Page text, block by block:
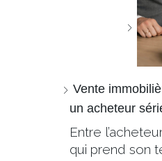
Vente
un acheteur
Entre
qui prend son